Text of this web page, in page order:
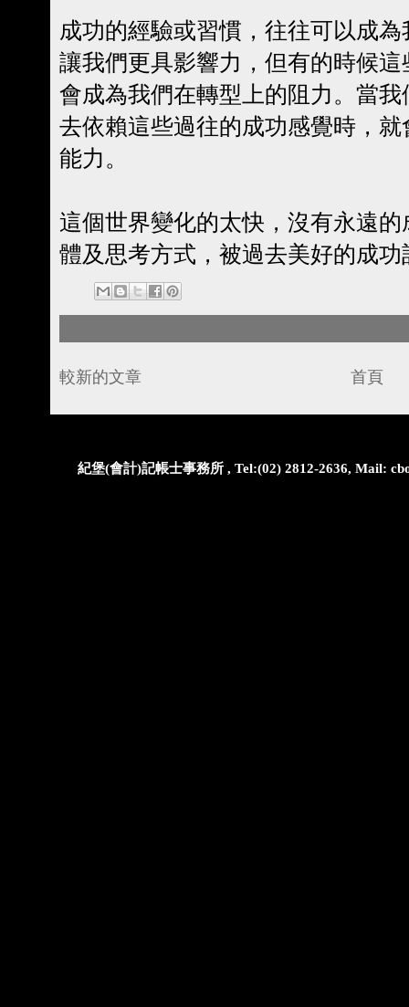
成功的經驗或習慣，往往可以成
讓我們更具影響力，但有的時候
會成為我們在轉型上的阻力。當
去依賴這些過往的成功感覺時，
能力。
這個世界變化的太快，沒有永遠
體及思考方式，被過去美好的成
較新的文章 首頁
紀堡(會計)記帳士事務所 , Tel:(02) 2812-2636, Mail: